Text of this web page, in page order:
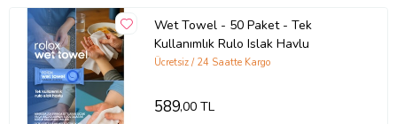
Wet Towel - 50 Paket - Tek
Kullanımlık Rulo Islak Havlu
Ücretsiz / 24 Saatte Kargo
589,00 TL